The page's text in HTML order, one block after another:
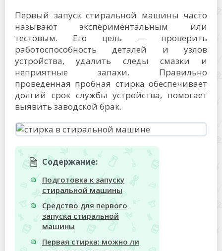
Первый запуск стиральной машины часто
называют экспериментальным или
тестовым. Его цель — проверить
работоспособность деталей и узлов
устройства, удалить следы смазки и
неприятные запахи. Правильно
проведенная пробная стирка обеспечивает
долгий срок службы устройства, помогает
выявить заводской брак.
Содержание:
Подготовка к запуску
стиральной машины
Средство для первого
запуска стиральной
машины
Первая стирка: можно ли